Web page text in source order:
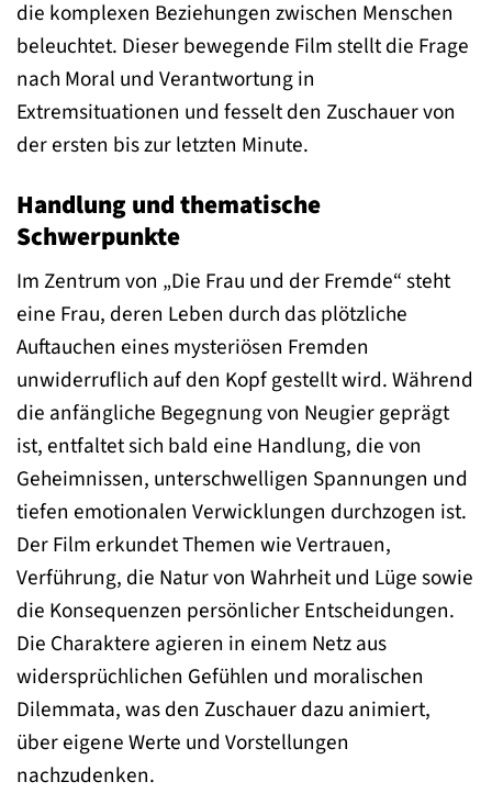
die komplexen Beziehungen zwischen Menschen
beleuchtet. Dieser bewegende Film stellt die Frage
nach Moral und Verantwortung in
Extremsituationen und fesselt den Zuschauer von
der ersten bis zur letzten Minute.
Handlung und thematische
Schwerpunkte
Im Zentrum von „Die Frau und der Fremde“ steht
eine Frau, deren Leben durch das plötzliche
Auftauchen eines mysteriösen Fremden
unwiderruflich auf den Kopf gestellt wird. Während
die anfängliche Begegnung von Neugier geprägt
ist, entfaltet sich bald eine Handlung, die von
Geheimnissen, unterschwelligen Spannungen und
tiefen emotionalen Verwicklungen durchzogen ist.
Der Film erkundet Themen wie Vertrauen,
Verführung, die Natur von Wahrheit und Lüge sowie
die Konsequenzen persönlicher Entscheidungen.
Die Charaktere agieren in einem Netz aus
widersprüchlichen Gefühlen und moralischen
Dilemmata, was den Zuschauer dazu animiert,
über eigene Werte und Vorstellungen
nachzudenken.